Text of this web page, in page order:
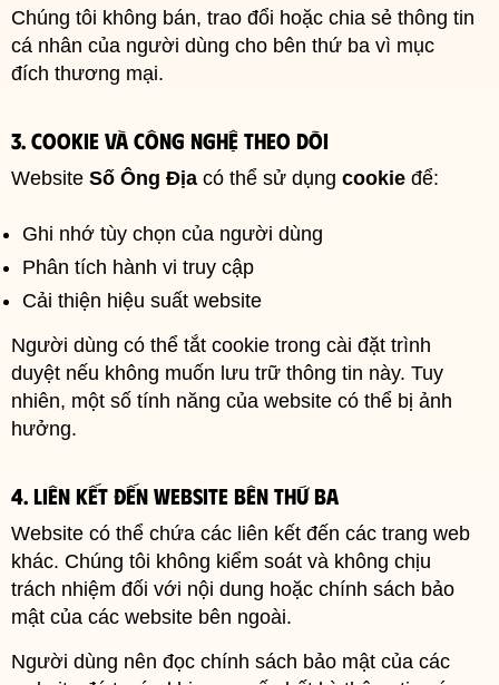
Chúng tôi không bán, trao đổi hoặc chia sẻ thông tin
cá nhân của người dùng cho bên thứ ba vì mục
đích thương mại.
3. Cookie và công nghệ theo dõi
Website Số Ông Địa có thể sử dụng cookie để:
Ghi nhớ tùy chọn của người dùng
Phân tích hành vi truy cập
Cải thiện hiệu suất website
Người dùng có thể tắt cookie trong cài đặt trình
duyệt nếu không muốn lưu trữ thông tin này. Tuy
nhiên, một số tính năng của website có thể bị ảnh
hưởng.
4. Liên kết đến website bên thứ ba
Website có thể chứa các liên kết đến các trang web
khác. Chúng tôi không kiểm soát và không chịu
trách nhiệm đối với nội dung hoặc chính sách bảo
mật của các website bên ngoài.
Người dùng nên đọc chính sách bảo mật của các